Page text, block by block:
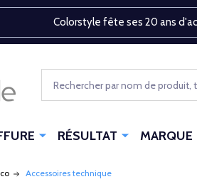
Colorstyle fête ses 20 ans
RÉSULTAT MARQUE
Accessoires technique